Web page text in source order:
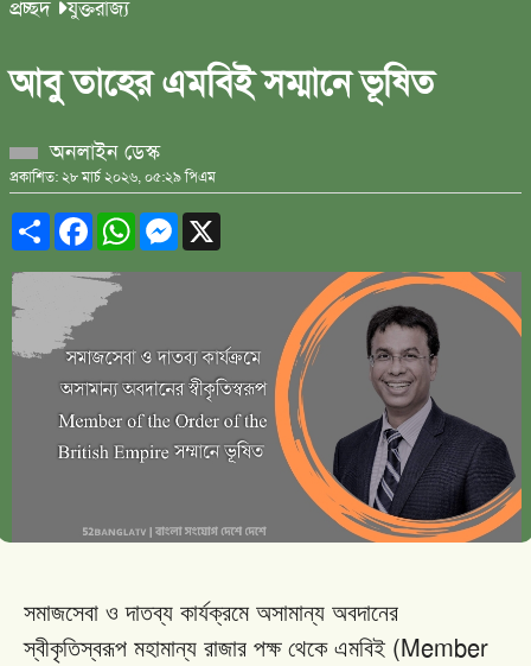
প্রচ্ছদ যুক্তরাজ্য
আবু তাহের এমবিই সম্মানে ভূষিত
অনলাইন ডেস্ক
প্রকাশিত: ২৮ মার্চ ২০২৬, ০৫:২৯ পিএম
ShareFacebookWhatsAppMessenger
সমাজসেবা ও দাতব্য কার্যক্রমে অসামান্য অবদানের
স্বীকৃতিস্বরূপ মহামান্য রাজার পক্ষ থেকে এমবিই(Member